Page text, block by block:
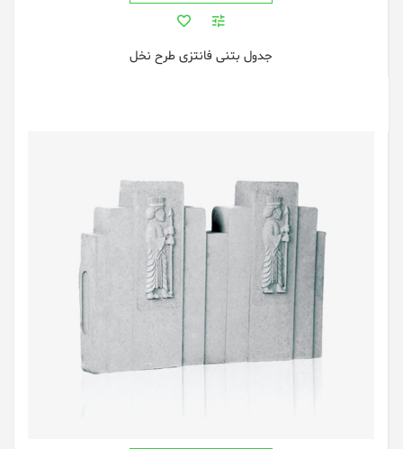
جدول بتنی فانتزی طرح نخل